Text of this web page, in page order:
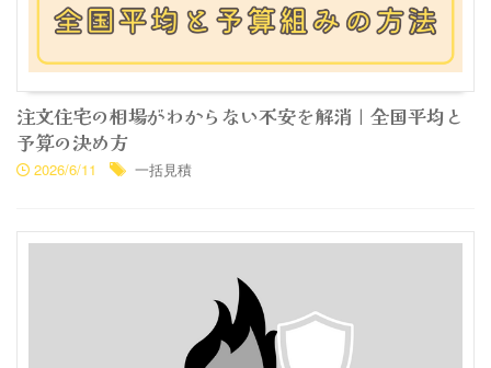
注文住宅の相場がわからない不安を解消｜全国平均と
予算の決め方
2026/6/11 一括見積